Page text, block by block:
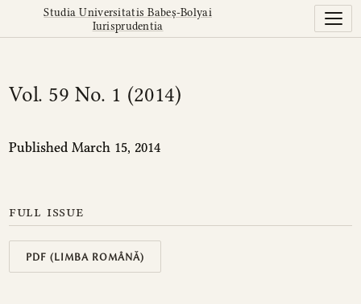
Vol. 59 No. 1 (2014)
Studia Universitatis Babeș-Bolyai
Iurisprudentia
Vol. 59 No. 1 (2014)
Published March 15, 2014
full issue
PDF (LIMBA ROMÂNĂ)